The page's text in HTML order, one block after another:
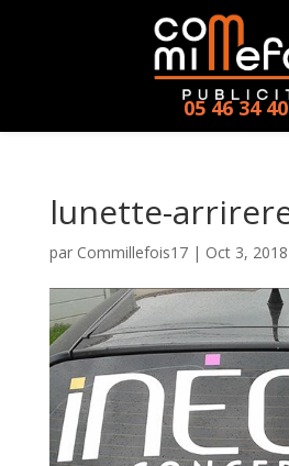
05 46 34
lunette-
par Commillefois17| Oct 3, 2018